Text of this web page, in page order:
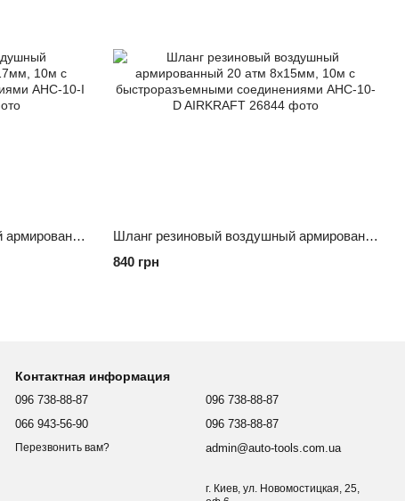
Шланг резиновый воздушный армированный 20 атм 10x17мм, 10м с быстроразъемными соединениями AHC-10-I AIRKRAFT
Шланг резиновый воздушный армированный 20 атм 8x15мм, 10м с быстроразъемными соединениями AHC-10-D AIRKRAFT
840 грн
Контактная информация
096 738-88-87
066 943-56-90
Перезвонить вам?
096 738-88-87
096 738-88-87
admin@auto-tools.com.ua
г. Киев, ул. Новомостицкая, 25,